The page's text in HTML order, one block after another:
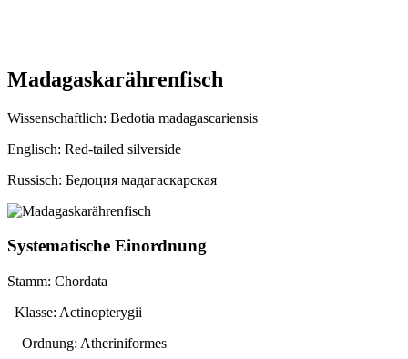
Madagaskarährenfisch
Wissenschaftlich: Bedotia madagascariensis
Englisch: Red-tailed silverside
Russisch: Бедоция мадагаскарская
Systematische Einordnung
Stamm: Chordata
Klasse: Actinopterygii
Ordnung: Atheriniformes